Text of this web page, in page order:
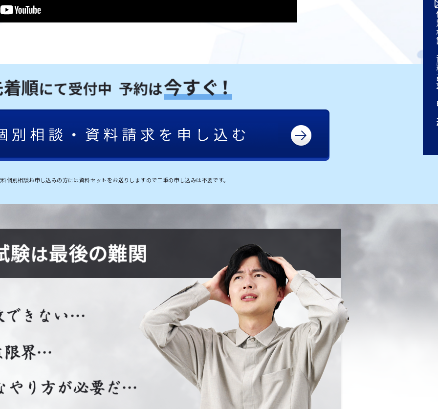
個
個別相談お申し込みの方には資料セットをお送りしますので二重の申し込みは不要です。